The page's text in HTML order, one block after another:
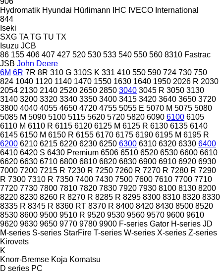
Hydromatik Hyundai Hürlimann IHC IVECO International
844
Iseki
SXG TA TG TU TX
Isuzu JCB
86 155 406 407 427 520 530 533 540 550 560 8310 Fastrac
JSB John Deere
6M 6R 7R 8R 310 G 310S K 331 410 550 590 724 730 750
824 1040 1120 1140 1470 1550 1630 1640 1950 2026 R 2030
2054 2130 2140 2520 2650 2850 3040 3045 R 3050 3130
3140 3200 3320 3340 3350 3400 3415 3420 3640 3650 3720
3800 4040 4055 4650 4720 4755 5055 E 5070 M 5075 5080
5085 M 5090 5100 5115 5620 5720 5820 6090 6100 6105
6110 M 6110 R 6115 6120 6125 M 6125 R 6130 6135 6140
6145 6150 M 6150 R 6155 6170 6175 6190 6195 M 6195 R
6200 6210 6215 6220 6230 6250 6300 6310 6320 6330 6400
6410 6420 S 6430 Premium 6506 6510 6520 6530 6600 6610
6620 6630 6710 6800 6810 6820 6830 6900 6910 6920 6930
7000 7200 7215 R 7230 R 7250 7260 R 7270 R 7280 R 7290
R 7300 7310 R 7350 7400 7430 7500 7600 7610 7700 7710
7720 7730 7800 7810 7820 7830 7920 7930 8100 8130 8200
8220 8230 8260 R 8270 R 8285 R 8295 8300 8310 8320 8330
8335 R 8345 R 8360 RT 8370 R 8400 8420 8430 8500 8520
8530 8600 9500 9510 R 9520 9530 9560 9570 9600 9610
9620 9630 9650 9770 9780 9900 F-series Gator H-series JD
M-series S-series StarFire T-series W-series X-series Z-series
Kirovets
K
Knorr-Bremse Koja Komatsu
D series PC